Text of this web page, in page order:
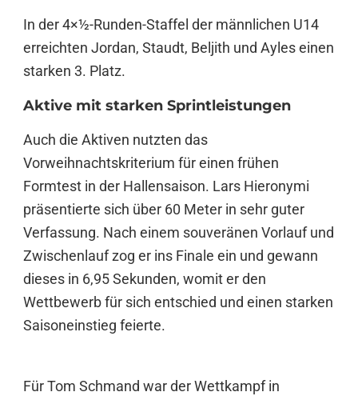
In der 4×½-Runden-Staffel der männlichen U14
erreichten Jordan, Staudt, Beljith und Ayles einen
starken 3. Platz.
Aktive mit starken Sprintleistungen
Auch die Aktiven nutzten das
Vorweihnachtskriterium für einen frühen
Formtest in der Hallensaison. Lars Hieronymi
präsentierte sich über 60 Meter in sehr guter
Verfassung. Nach einem souveränen Vorlauf und
Zwischenlauf zog er ins Finale ein und gewann
dieses in 6,95 Sekunden, womit er den
Wettbewerb für sich entschied und einen starken
Saisoneinstieg feierte.
Für Tom Schmand war der Wettkampf in